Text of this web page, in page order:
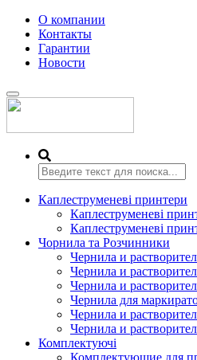
О компании
Контакты
Гарантии
Новости
Переключить
навигацию
Каплеструменеві принтери
Каплеструменеві
Каплеструменеві
Чорнила та Розчинники
Чернила и
Чернила и
Чернила и
Чернила для
Чернила и
Чернила и
Комплектуючі
Комплектующие для